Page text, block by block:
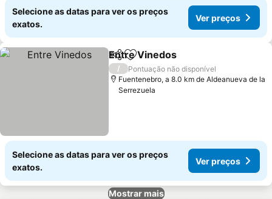
Selecione as datas para ver os preços
exatos.
Ver preços
PartilharAdicionar aos favoritos
Entre Vinedos
/
Pontuação não disponível
Fuentenebro, a 8.0 km de Aldeanueva de la
Serrezuela
Selecione as datas para ver os preços
exatos.
Ver preços
Mostrar mais